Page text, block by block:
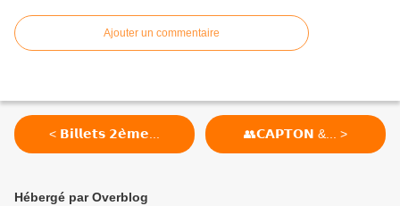
Ajouter un commentaire
< 𝗕𝗶𝗹𝗹𝗲𝘁𝘀 𝟮𝗲̀𝗺𝗲... 👥𝗖𝗔𝗣𝗧𝗢𝗡 &... >
Hébergé par Overblog